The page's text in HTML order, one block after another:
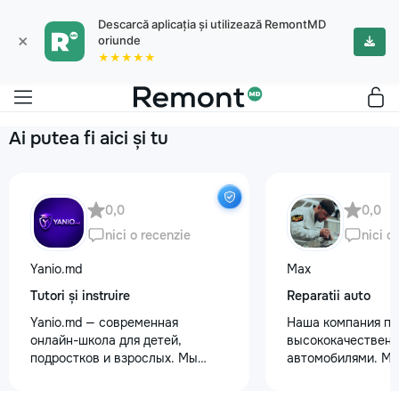
×
Descarcă aplicația și utilizează RemontMD
oriunde
★★★★★
Ai putea fi aici și tu
0,0
nici o recenzie
Yanio.md
Tutori și instruire
Yanio.md — современная
онлайн-школа для детей,
подростков и взрослых. Мы
0,0
nici o
Max
Reparatii auto
Наша компания
автомобилями.